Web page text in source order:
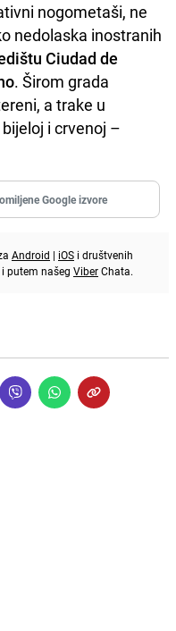
nogometaši, ne
nedolaska inostranih
Ciudad de
. Širom grada
a trake u
i crvenoj –
Google izvore
Android | iOS i društvenih
i putem našeg ViberChata.